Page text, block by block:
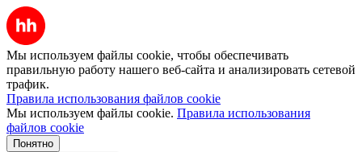
Мы используем файлы cookie, чтобы обеспечивать
правильную работу нашего веб-сайта и анализировать сетевой
трафик.
Правила использования файлов cookie
Мы используем файлы cookie. Правила использования
файлов cookie
Понятно